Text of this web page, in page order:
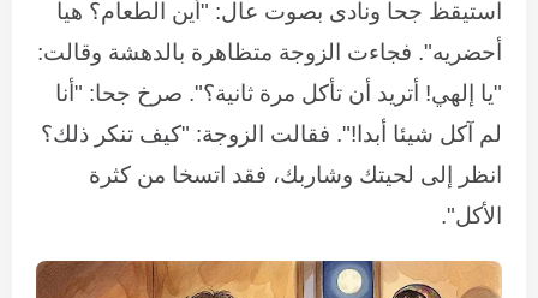
استيقظ جحا ونادى بصوت عال: "أين الطعام؟ هيا
أحضريه". فجاءت الزوجة متظاهرة بالدهشة وقالت:
"يا إلهي! أتريد أن تأكل مرة ثانية؟". صرخ جحا: "أنا
لم آكل شيئا أبدا!". فقالت الزوجة: "كيف تنكر ذلك؟
انظر إلى لحيتك وشاربك، فقد اتسخا من كثرة
الأكل".